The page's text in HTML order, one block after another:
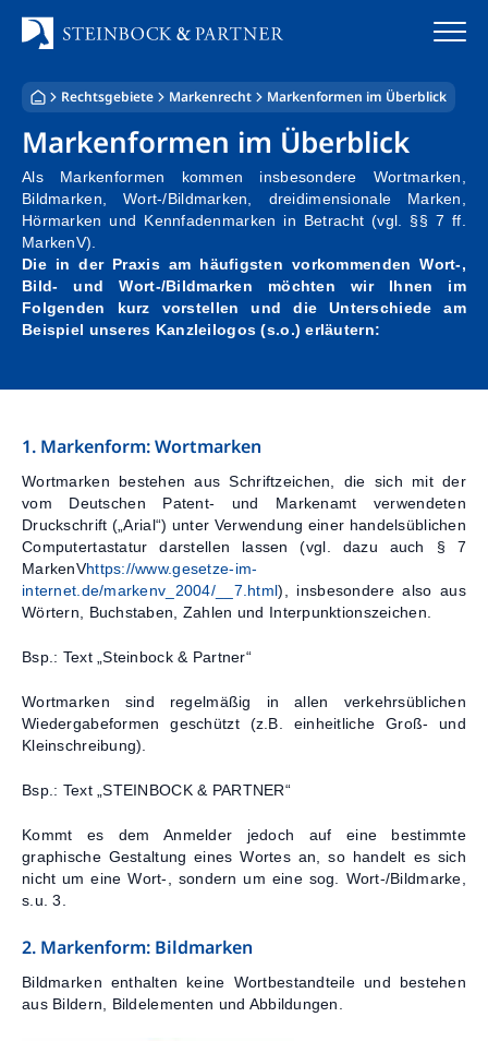
Inhalt
springen
Startseite
Kanzlei
Team
Standorte
Rechtsgebiete
Kontakt
Rechtsgebiete Markenrecht Markenformen im Überblick
Markenformen im Überblick
Als Markenformen kommen insbesondere Wortmarken,
Bildmarken, Wort-/Bildmarken, dreidimensionale Marken,
Hörmarken und Kennfadenmarken in Betracht (vgl. §§ 7 ff.
MarkenV).
Die in der Praxis am häufigsten vorkommenden Wort-,
Bild- und Wort-/Bildmarken möchten wir Ihnen im
Folgenden kurz vorstellen und die Unterschiede am
Beispiel unseres Kanzleilogos (s.o.) erläutern:
1. Markenform: Wortmarken
Wortmarken bestehen aus Schriftzeichen, die sich mit der
vom Deutschen Patent- und Markenamt verwendeten
Druckschrift („Arial“) unter Verwendung einer handelsüblichen
Computertastatur darstellen lassen (vgl. dazu auch § 7
MarkenVhttps://www.gesetze-im-
internet.de/markenv_2004/__7.html), insbesondere also aus
Wörtern, Buchstaben, Zahlen und Interpunktionszeichen.
Bsp.: Text „Steinbock & Partner“
Wortmarken sind regelmäßig in allen verkehrsüblichen
Wiedergabeformen geschützt (z.B. einheitliche Groß- und
Kleinschreibung).
Bsp.: Text „STEINBOCK & PARTNER“
Kommt es dem Anmelder jedoch auf eine bestimmte
graphische Gestaltung eines Wortes an, so handelt es sich
nicht um eine Wort-, sondern um eine sog. Wort-/Bildmarke,
s.u. 3.
2. Markenform: Bildmarken
Bildmarken enthalten keine Wortbestandteile und bestehen
aus Bildern, Bildelementen und Abbildungen.